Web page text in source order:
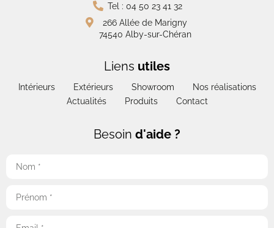
Tel : 04 50 23 41 32
266 Allée de Marigny
74540 Alby-sur-Chéran
Liens utiles
Intérieurs Extérieurs Showroom
Nos réalisations
Actualités
Produits Contact
Besoin d'aide ?